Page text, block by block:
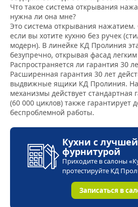
Что такое система открывания
нужна ли она мне?
Это система открывания
если вы хотите кухню без ручек
модерн). В линейке КД Пролиния
безупречно, открывая фасад
Распространяется ли гарантия 30
Расширенная гарантия 30 лет
выдвижные ящики КД Пролиния.
механизмы действует стандартная
(60 000 циклов) также гарантирует
беспроблемной работы.
Кухни с лучшей
фурнитурой
Приходите в салоны
протестируйте КД
Записаться в